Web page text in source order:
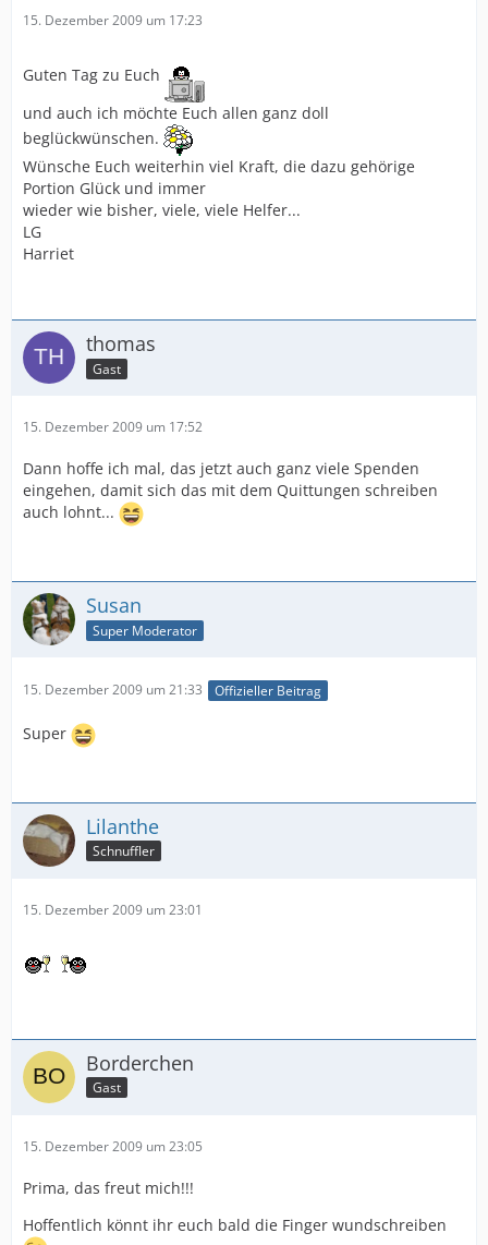
15. Dezember 2009 um 17:23
Guten Tag zu Euch
und auch ich möchte Euch allen ganz doll
beglückwünschen.
Wünsche Euch weiterhin viel Kraft, die dazu gehörige
Portion Glück und immer
wieder wie bisher, viele, viele Helfer...
LG
Harriet
thomas
Gast
15. Dezember 2009 um 17:52
Dann hoffe ich mal, das jetzt auch ganz viele Spenden
eingehen, damit sich das mit dem Quittungen schreiben
auch lohnt...
Susan
Super Moderator
15. Dezember 2009 um 21:33 Offizieller Beitrag
Super
Lilanthe
Schnuffler
15. Dezember 2009 um 23:01
Borderchen
Gast
15. Dezember 2009 um 23:05
Prima, das freut mich!!!
Hoffentlich könnt ihr euch bald die Finger wundschreiben